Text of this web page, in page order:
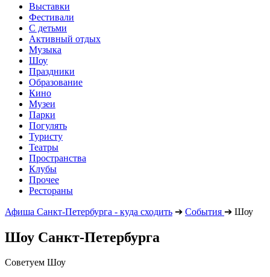
Выставки
Фестивали
С детьми
Активный отдых
Музыка
Шоу
Праздники
Образование
Кино
Музеи
Парки
Погулять
Туристу
Театры
Пространства
Клубы
Прочее
Рестораны
Афиша Санкт-Петербурга - куда сходить ➔ События ➔ Шоу
Шоу Санкт-Петербурга
Советуем Шоу